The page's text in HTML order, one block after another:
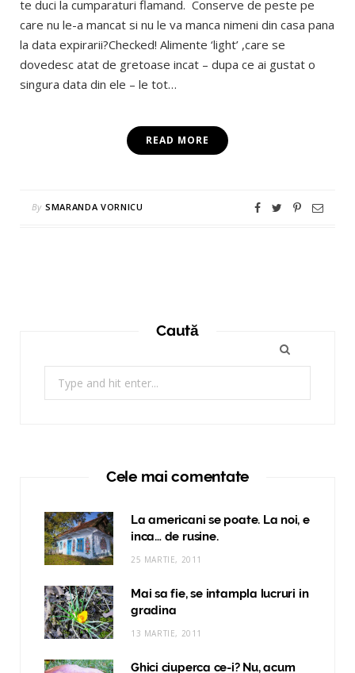
te duci la cumparaturi flamand. Conserve de peste pe
care nu le-a mancat si nu le va manca nimeni din casa pana
la data expirarii?Checked! Alimente ‘light’ ,care se
dovedesc atat de gretoase incat – dupa ce ai gustat o
singura data din ele – le tot…
READ MORE
By SMARANDA VORNICU
Caută
for:
Cele mai comentate
La americani se poate. La noi, e
inca… de rusine.
25 MARTIE, 2011
Mai sa fie, se intampla lucruri in
gradina
13 MARTIE, 2011
Ghici ciuperca ce-i? Nu, acum